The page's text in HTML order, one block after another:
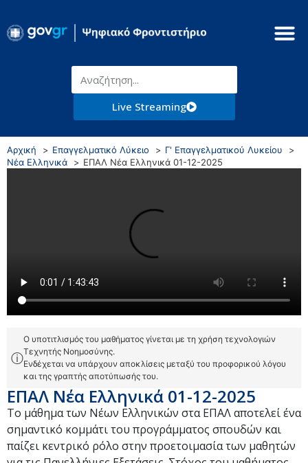
Live Streaming
Αρχική Επαγγελματικό Λύκειο
Γ' Επαγγελματικού Λυκείου
Νέα Ελληνικά
ΕΠΑΛ Νέα Ελληνικά 01-12-2025
ⓘ
Ο υποτιτλισμός του μαθήματος γίνεται με τη χρήση τεχνολογιών
Τεχνητής Νοημοσύνης.
Ενδέχεται να υπάρχουν αποκλίσεις μεταξύ του προφορικού λόγου
και της γραπτής αποτύπωσής του.
ΕΠΑΛ Νέα Ελληνικά 01-12-2025
Το μάθημα των Νέων Ελληνικών στα ΕΠΑΛ αποτελεί ένα
σημαντικό κομμάτι του προγράμματος σπουδών και
παίζει κεντρικό ρόλο στην προετοιμασία των μαθητών